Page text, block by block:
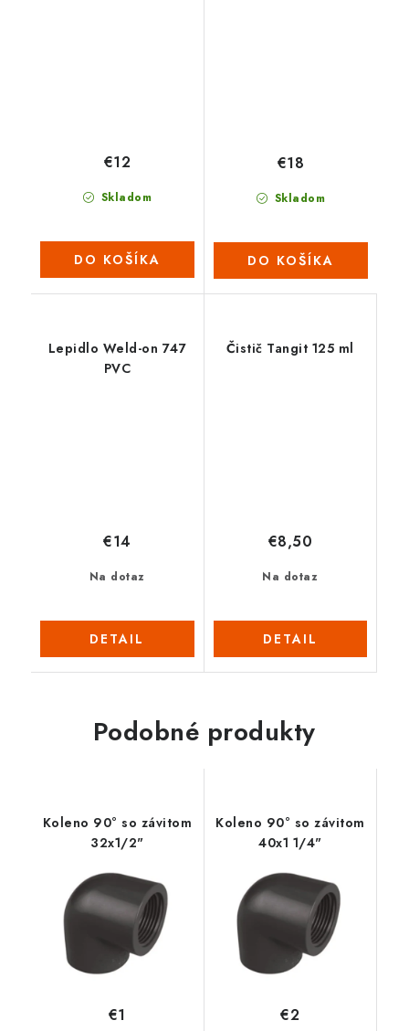
Skladom
€12
DO KOŠÍKA
Skladom
€18
DO KOŠÍKA
Lepidlo Weld-on 747
PVC
Na dotaz
€14
DETAIL
Čistič Tangit 125 ml
Na dotaz
€8,50
DETAIL
Podobné produkty
Koleno 90° so závitom
32x1/2"
€1
Koleno 90° so závitom
40x1 1/4"
€2